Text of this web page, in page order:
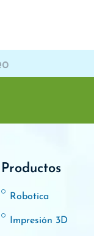
Productos
Robotica
Impresión 3D